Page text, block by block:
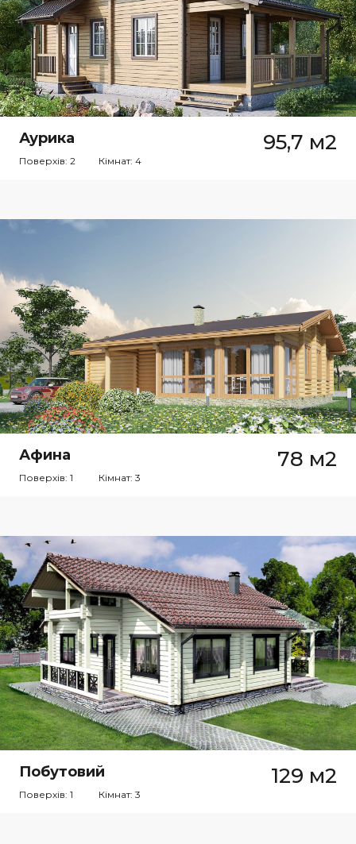
Аурика 95,7 м2
Поверхів: 2 Кімнат: 4
Афина 78 м2
Поверхів: 1 Кімнат: 3
Побутовий 129 м2
Поверхів: 1 Кімнат: 3